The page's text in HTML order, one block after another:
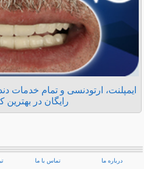
ایمپلنت، ارتودنسی و تمام خدمات
رایگان در بهترین
درباره ما تماس با ما